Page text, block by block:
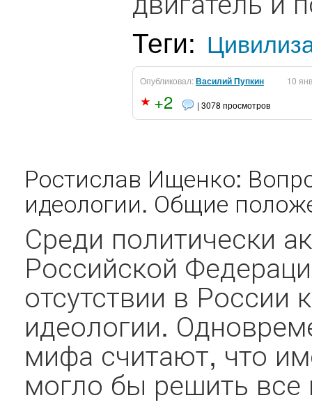
Теги:
Опубликовал:Василий Пупкин 10
+2 | 3078 просмотров
Ростислав Ищенко:
идеологии. Общие
Среди политически
Российской
отсутствии в
идеологии.
мифа считают, что
могло бы решить